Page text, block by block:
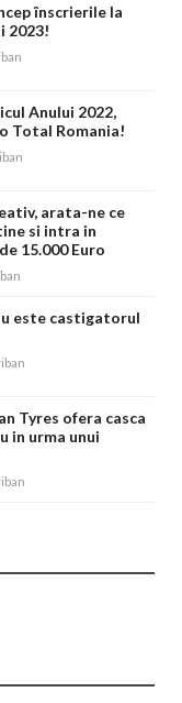
înscrierile la
2023!
Anului 2022,
Total Romania!
arata-ne ce
si intra in
15.000 Euro
este castigatorul
Tyres ofera casca
in urma unui